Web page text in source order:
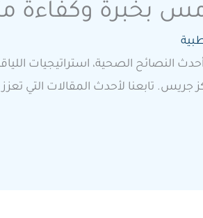
بخبرة وكفاءة
النصائح الصحية، استراتيجيات
جريس. تابعنا لأحدث المقالات التي